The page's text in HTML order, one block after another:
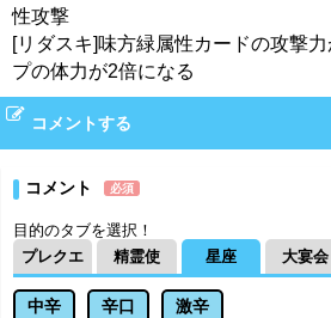
性攻撃
[リダスキ]味方緑属性カードの攻撃
プの体力が2倍になる
コメントする
コメント 必須
目的のタブを選択！
プレクエ
精霊使 星座 大宴会
中辛 辛口 激辛